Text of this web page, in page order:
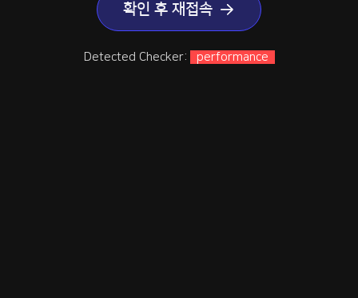
확인 후 재접속
Detected Checker: performance